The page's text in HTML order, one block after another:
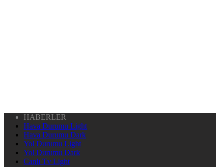
HABERLER
Hava Durumu Light
Hava Durumu Dark
Yol Durumu Light
Yol Durumu Dark
Canlı Tv Light